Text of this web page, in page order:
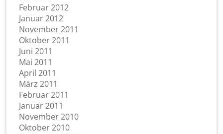
Februar 2012
Januar 2012
November 2011
Oktober 2011
Juni 2011
Mai 2011
April 2011
März 2011
Februar 2011
Januar 2011
November 2010
Oktober 2010